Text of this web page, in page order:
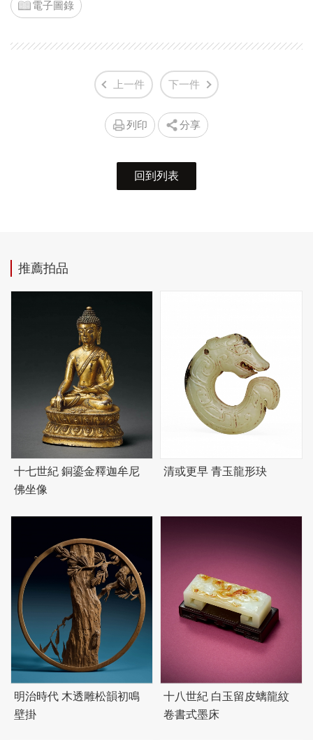
電子圖錄
上一件 下一件
列印 分享
回到列表
推薦拍品
十七世紀 銅鎏金釋迦牟尼
佛坐像
清或更早 青玉龍形玦
明治時代 木透雕松韻初鳴
壁掛
十八世紀 白玉留皮螭龍紋
卷書式墨床